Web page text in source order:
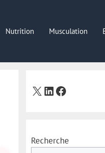
Nutrition Musculation
X LinkedIn
Facebook
Recherche